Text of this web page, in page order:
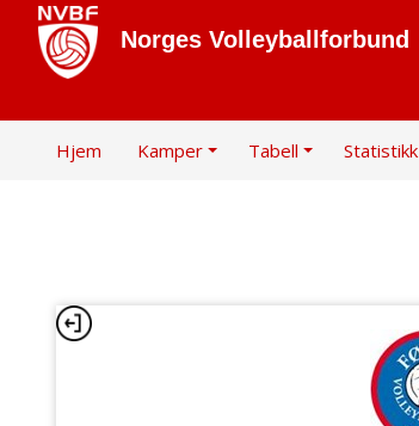
Norges Volleyballforbund
Hjem Kamper Tabell Statistikk